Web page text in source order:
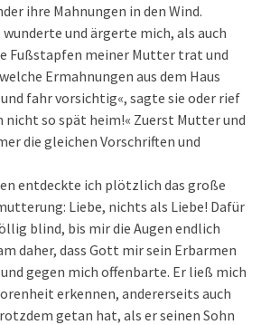
ihre Mahnungen in den Wind.
und ärgerte mich, als auch
Fußstapfen meiner Mutter trat und
Ermahnungen aus dem Haus
fahr vorsichtig«, sagte sie oder rief
nicht so spät heim!« Zuerst Mutter und
die gleichen Vorschriften und
entdeckte ich plötzlich das große
Liebe, nichts als Liebe! Dafür
blind, bis mir die Augen endlich
daher, dass Gott mir sein Erbarmen
gegen mich offenbarte. Er ließ mich
erkennen, andererseits auch
getan hat, als er seinen Sohn